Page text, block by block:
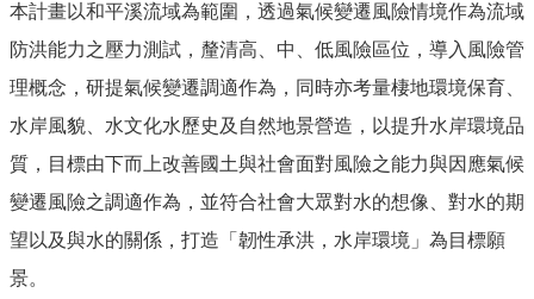
本計畫以和平溪流域為範圍，透過氣候變遷風險情境作為流域
防洪能力之壓力測試，釐清高、中、低風險區位，導入風險管
理概念，研提氣候變遷調適作為，同時亦考量棲地環境保育、
水岸風貌、水文化水歷史及自然地景營造，以提升水岸環境品
質，目標由下而上改善國土與社會面對風險之能力與因應氣候
變遷風險之調適作為，並符合社會大眾對水的想像、對水的期
望以及與水的關係，打造「韌性承洪，水岸環境」為目標願
景。